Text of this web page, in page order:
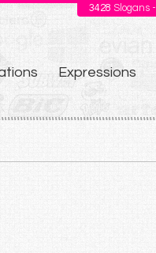
3428 Slogans -
Expressions